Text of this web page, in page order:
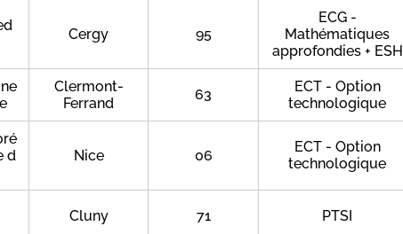
Cergy 95
ECG -
Mathématiques
approfondies + ESH
Clermont-
Ferrand
63
ECT - Option
technologique
d
Nice 06
ECT - Option
technologique
Cluny 71 PTSI